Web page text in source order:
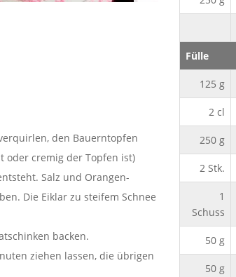
den Bauerntopfen
oder cremig der Topfen ist)
Salz und Orangen-
Die Eiklar zu steifem Schnee
backen.
ziehen lassen, die übrigen
Fülle
125 g
2 cl
250 g
2 Stk.
1
Schuss
50 g
50 g